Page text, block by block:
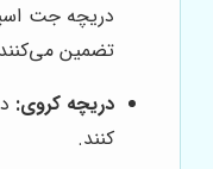
دریچه جت
تضمین
دریچه کروی:
کنند.